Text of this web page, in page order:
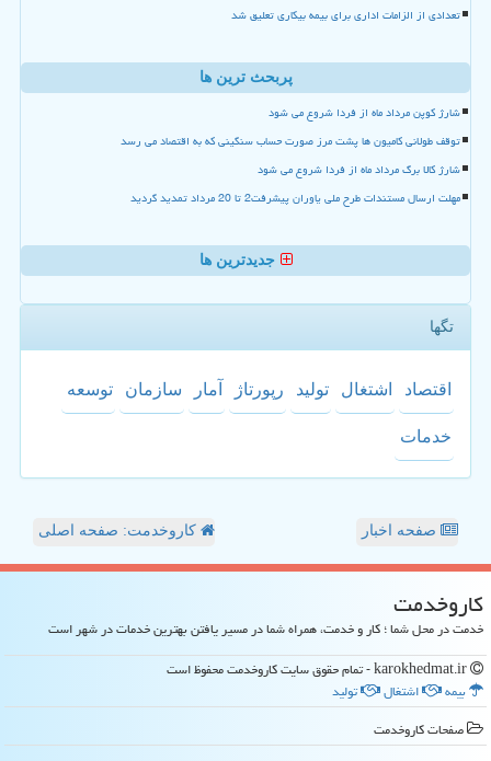
تعدادی از الزامات اداری برای بیمه بیکاری تعلیق شد
پربحث ترین ها
شارژ کوپن مرداد ماه از فردا شروع می شود
توقف طولانی کامیون ها پشت مرز صورت حساب سنگینی که به اقتصاد می رسد
شارژ کالا برگ مرداد ماه از فردا شروع می شود
مهلت ارسال مستندات طرح ملی یاوران پیشرفت2 تا 20 مرداد تمدید گردید
جدیدترین ها
تگها
اقتصاد اشتغال تولید رپورتاژ آمار سازمان توسعه
خدمات
صفحه اخبار کاروخدمت: صفحه اصلی
كاروخدمت
خدمت در محل شما ؛ کار و خدمت، همراه شما در مسیر یافتن بهترین خدمات در شهر است
بیمه
اشتغال
تولید
صفحات كاروخدمت